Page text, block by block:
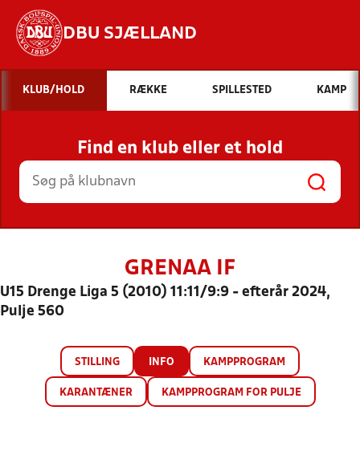
DBU SJÆLLAND
Hvad vil du søge efter?
INDHOLD OG NYHEDER
STILLINGER, RESULTATER, KLUBBER OG
HOLD
KLUB/HOLD RÆKKE SPILLESTED KAMP
Find en klub eller et hold
GRENAA IF
U15 Drenge Liga 5 (2010) 11:11/9:9 - efterår 2024,
Pulje 560
STILLING INFO KAMPPROGRAM
KARANTÆNER KAMPPROGRAM FOR PULJE